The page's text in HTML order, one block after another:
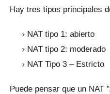
Hay tres tipos principales
NAT tipo 1: abierto
NAT tipo 2: moderado
NAT Tipo 3 – Estricto
Puede pensar que un NAT